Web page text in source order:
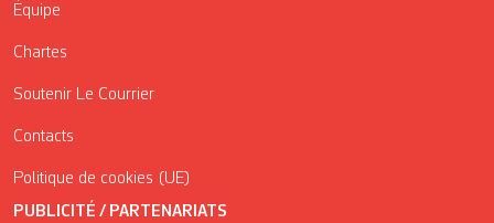
Équipe
Chartes
Soutenir Le Courrier
Contacts
Politique de cookies (UE)
PUBLICITÉ / PARTENARIATS